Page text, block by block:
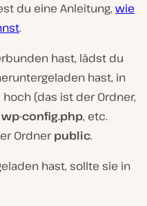
du eine Anleitung, wie
.
hast, lädst du
hast, in
(das ist der Ordner,
wp-config.php, etc.
Ordnerpublic.
hast, sollte sie in